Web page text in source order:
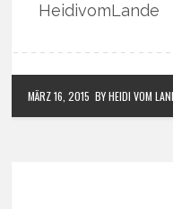
HeidivomLande
MÄRZ 16, 2015 BY HEIDI VOM